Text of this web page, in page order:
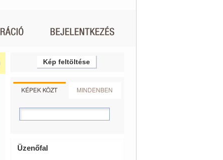
Kép feltöltése
KÉPEK KÖZT MINDENBEN
Üzenőfal